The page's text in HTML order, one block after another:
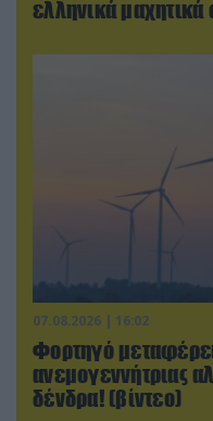
ελληνικά μαχητικά
07.08.2026 | 16:02
Φορτηγό
ανεμογεννήτριας
δένδρα! (βίντεο)